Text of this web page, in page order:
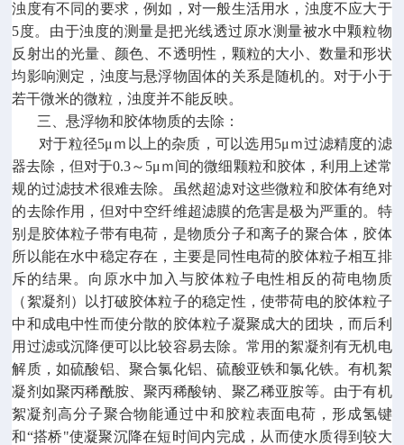
浊度有不同的要求，例如，对一般生活用水，浊度不应大于
5度。由于浊度的测量是把光线透过原水测量被水中颗粒物
反射出的光量、颜色、不透明性，颗粒的大小、数量和形状
均影响测定，浊度与悬浮物固体的关系是随机的。对于小于
若干微米的微粒，浊度并不能反映。
三、悬浮物和胶体物质的去除：
对于粒径5μｍ以上的杂质，可以选用5μｍ过滤精度的滤
器去除，但对于0.3～5μｍ间的微细颗粒和胶体，利用上述常
规的过滤技术很难去除。虽然超滤对这些微粒和胶体有绝对
的去除作用，但对中空纤维超滤膜的危害是极为严重的。特
别是胶体粒子带有电荷，是物质分子和离子的聚合体，胶体
所以能在水中稳定存在，主要是同性电荷的胶体粒子相互排
斥的结果。向原水中加入与胶体粒子电性相反的荷电物质
（絮凝剂）以打破胶体粒子的稳定性，使带荷电的胶体粒子
中和成电中性而使分散的胶体粒子凝聚成大的团块，而后利
用过滤或沉降便可以比较容易去除。常用的絮凝剂有无机电
解质，如硫酸铝、聚合氯化铝、硫酸亚铁和氯化铁。有机絮
凝剂如聚丙稀酰胺、聚丙稀酸钠、聚乙稀亚胺等。由于有机
絮凝剂高分子聚合物能通过中和胶粒表面电荷，形成氢键
和“搭桥"使凝聚沉降在短时间内完成，从而使水质得到较大